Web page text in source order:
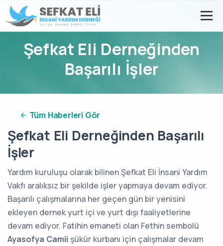
Şefkat Eli Derneğinden
Başarılı İşler
Tüm Haberleri Gör
Şefkat Eli Derneğinden Başarılı
İşler
Yardım kuruluşu olarak bilinen Şefkat Eli İnsani Yardım
Vakfı aralıksız bir şekilde işler yapmaya devam ediyor.
Başarılı çalışmalarına her geçen gün bir yenisini
ekleyen dernek yurt içi ve yurt dışı faaliyetlerine
devam ediyor. Fatihin emaneti olan Fethin sembolü
Ayasofya Camii şükür kurbanı için çalışmalar devam